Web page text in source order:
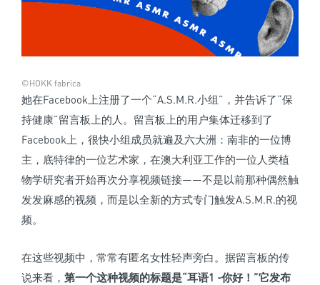
©HOKK fabrica
她在Facebook上注册了一个“A.S.M.R.小组”，并告诉了“保
持健康”留言板上的人。留言板上的用户集体迁移到了
Facebook上，很快小组成员就遍及六大洲：南非的一位博
主，底特律的一位艺术家，在澳大利亚工作的一位人类植
物学研究者开始再次分享视频链接——不是以前那种偶然触
发发麻感的视频，而是以全新的方式专门触发A.S.M.R.的视
频。
在这些视频中，常常有匿名女性轻声旁白。据留言板的传
说来看， 第一个这种视频的标题是“耳语1 -你好！ ”它发布